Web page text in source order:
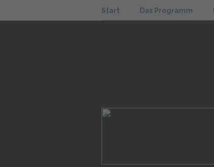
Start Das Programm